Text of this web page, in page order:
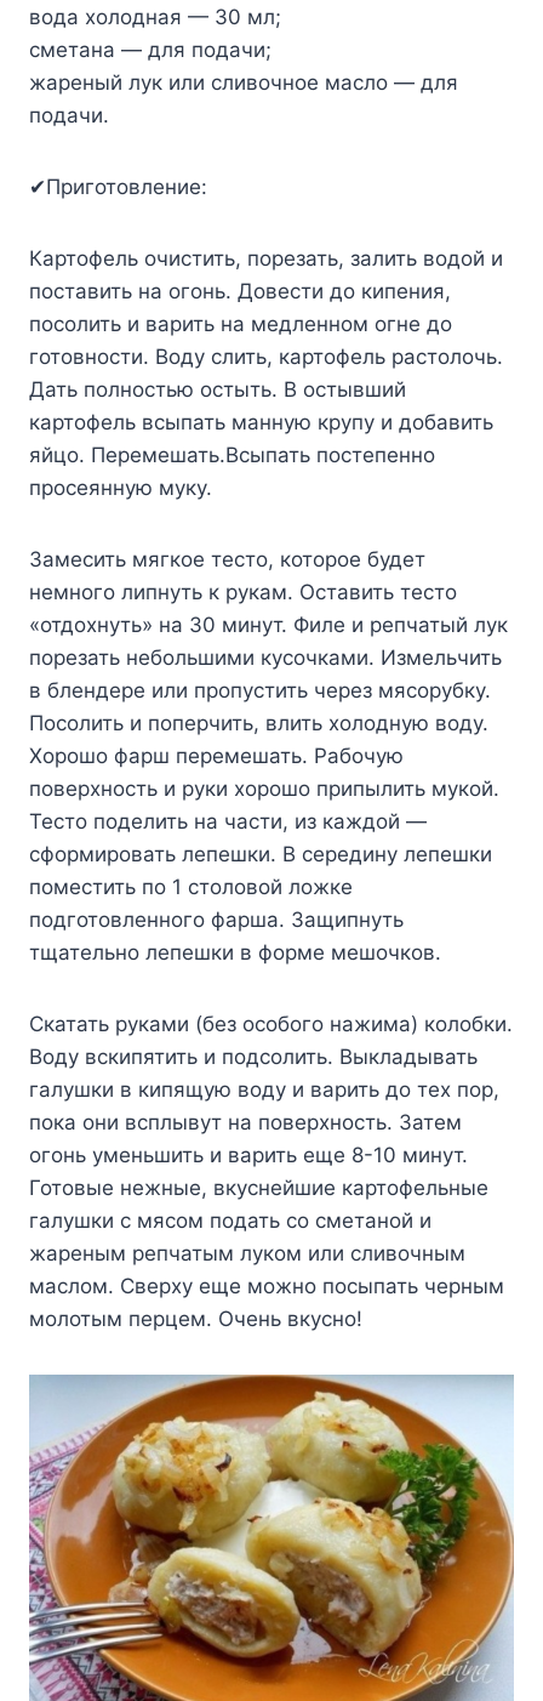
вода холодная — 30 мл;
сметана — для подачи;
жареный лук или сливочное масло — для
подачи.
✔Приготовление:
Картофель очистить, порезать, залить водой и
поставить на огонь. Довести до кипения,
посолить и варить на медленном огне до
готовности. Воду слить, картофель растолочь.
Дать полностью остыть. В остывший
картофель всыпать манную крупу и добавить
яйцо. Перемешать.Всыпать постепенно
просеянную муку.
Замесить мягкое тесто, которое будет
немного липнуть к рукам. Оставить тесто
«отдохнуть» на 30 минут. Филе и репчатый лук
порезать небольшими кусочками. Измельчить
в блендере или пропустить через мясорубку.
Посолить и поперчить, влить холодную воду.
Хорошо фарш перемешать. Рабочую
поверхность и руки хорошо припылить мукой.
Тесто поделить на части, из каждой —
сформировать лепешки. В середину лепешки
поместить по 1 столовой ложке
подготовленного фарша. Защипнуть
тщательно лепешки в форме мешочков.
Скатать руками (без особого нажима) колобки.
Воду вскипятить и подсолить. Выкладывать
галушки в кипящую воду и варить до тех пор,
пока они всплывут на поверхность. Затем
огонь уменьшить и варить еще 8-10 минут.
Готовые нежные, вкуснейшие картофельные
галушки с мясом подать со сметаной и
жареным репчатым луком или сливочным
маслом. Сверху еще можно посыпать черным
молотым перцем. Очень вкусно!